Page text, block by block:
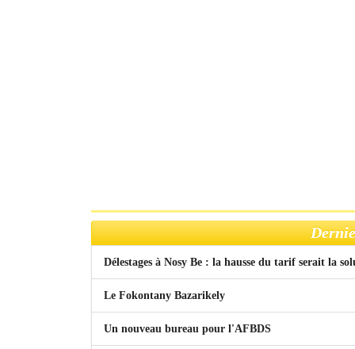
Délestages à Nosy Be : la hausse du tarif serait la
Le Fokontany Bazarikely
Un nouveau bureau pour l'AFBDS